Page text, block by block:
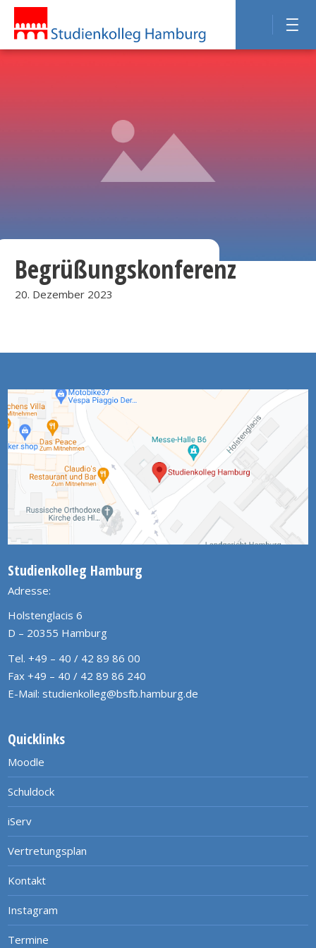
Begrüßungskonferenz
20. Dezember 2023
Studienkolleg Hamburg
Adresse:
Holstenglacis 6
D – 20355 Hamburg
Tel. +49 – 40 / 42 89 86 00
Fax +49 – 40 / 42 89 86 240
E-Mail: studienkolleg@bsfb.hamburg.de
Quicklinks
Moodle
Schuldock
iServ
Vertretungsplan
Kontakt
Instagram
Termine